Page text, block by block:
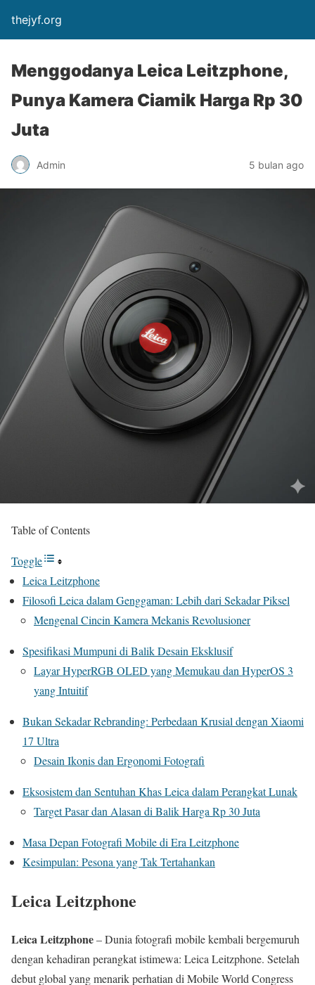
thejyf.org
Menggodanya Leica Leitzphone,
Punya Kamera Ciamik Harga Rp 30
Juta
Admin 5 bulan ago
Table of Contents
Toggle
Leica Leitzphone
Filosofi Leica dalam Genggaman: Lebih dari Sekadar Piksel
Mengenal Cincin Kamera Mekanis Revolusioner
Spesifikasi Mumpuni di Balik Desain Eksklusif
Layar HyperRGB OLED yang Memukau dan HyperOS 3
yang Intuitif
Bukan Sekadar Rebranding: Perbedaan Krusial dengan Xiaomi
17 Ultra
Desain Ikonis dan Ergonomi Fotografi
Eksosistem dan Sentuhan Khas Leica dalam Perangkat Lunak
Target Pasar dan Alasan di Balik Harga Rp 30 Juta
Masa Depan Fotografi Mobile di Era Leitzphone
Kesimpulan: Pesona yang Tak Tertahankan
Leica Leitzphone
Leica Leitzphone– Dunia fotografi mobile kembali bergemuruh
dengan kehadiran perangkat istimewa: Leica Leitzphone. Setelah
debut global yang menarik perhatian di Mobile World Congress